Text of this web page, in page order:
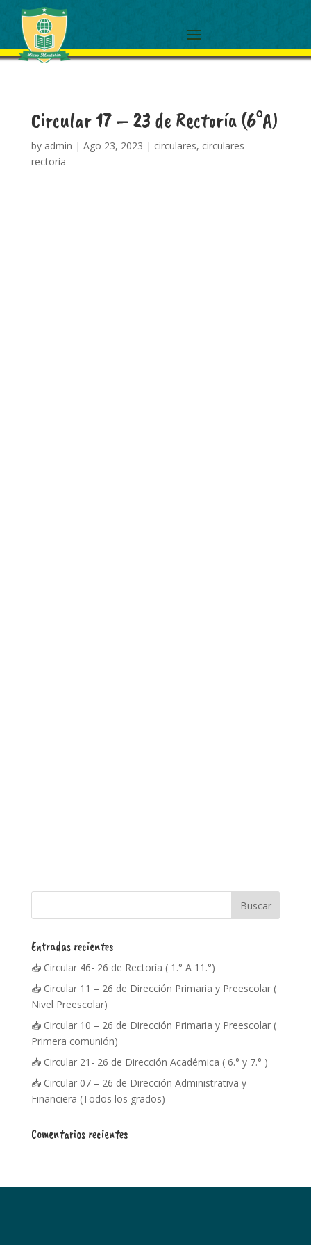
Circular 17 – 23 de Rectoría (6°A)
by admin | Ago 23, 2023 | circulares, circulares
rectoria
Entradas recientes
📥 Circular 46- 26 de Rectoría ( 1.° A 11.°)
📥 Circular 11 – 26 de Dirección Primaria y Preescolar (
Nivel Preescolar)
📥 Circular 10 – 26 de Dirección Primaria y Preescolar (
Primera comunión)
📥 Circular 21- 26 de Dirección Académica ( 6.° y 7.° )
📥 Circular 07 – 26 de Dirección Administrativa y
Financiera (Todos los grados)
Comentarios recientes